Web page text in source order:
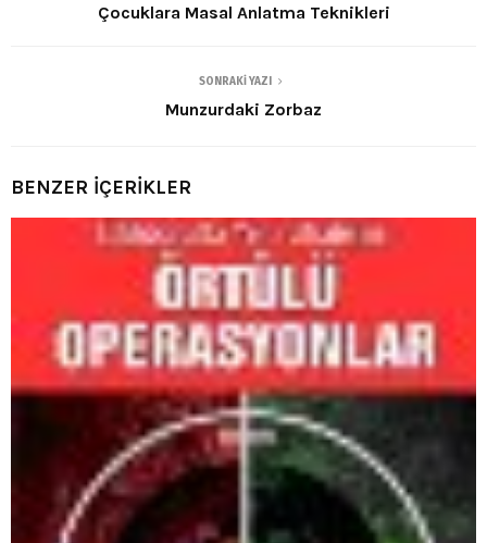
Çocuklara Masal Anlatma Teknikleri
SONRAKI YAZI
Munzurdaki Zorbaz
BENZER İÇERİKLER